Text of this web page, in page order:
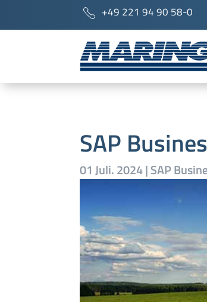
+49 221 94 90 58-0
SAP
01 Juli. 2024|SAP